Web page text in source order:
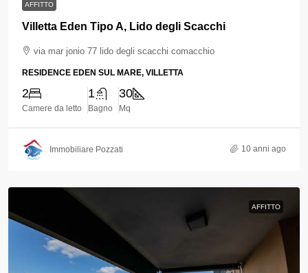
AFFITTO
Villetta Eden Tipo A, Lido degli Scacchi
via mar jonio 77 lido degli scacchi comacchio
RESIDENCE EDEN SUL MARE, VILLETTA
2
Camere da letto
1
Bagno
30
Mq
Immobiliare Pozzati 10 anni ago
AFFITTO